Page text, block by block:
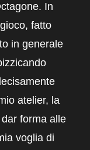
In
fatto
in generale
atelier, la
forma alle
voglia di